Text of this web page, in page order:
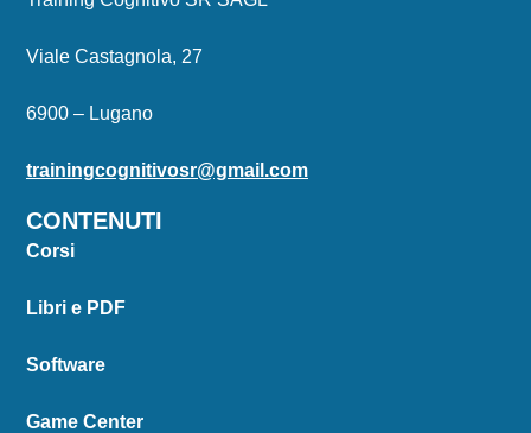
Viale Castagnola, 27
6900 – Lugano
trainingcognitivosr@gmail.com
CONTENUTI
Corsi
Libri e PDF
Software
Game Center